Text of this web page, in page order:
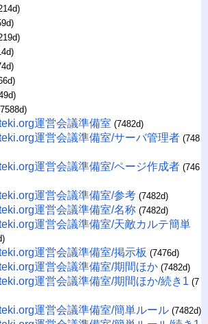
運営会議準備室 (7482d)
運営会議準備室/サーバ管理者 (748
運営会議準備室/ページ作成者 (746
運営会議準備室/参考 (7482d)
運営会議準備室/名称 (7482d)
運営会議準備室/天敵カルテ簡単
運営会議準備室/掲示板 (7476d)
運営会議準備室/期間ほか (7482d)
運営会議準備室/期間ほか/続き1 (7
運営会議準備室/簡単ルール (7482d)